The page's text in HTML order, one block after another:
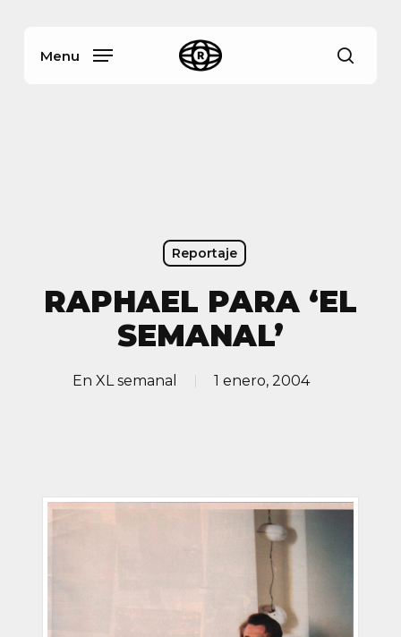
Menu
Reportaje
RAPHAEL PARA ‘EL
SEMANAL’
En XL semanal 1 enero, 2004